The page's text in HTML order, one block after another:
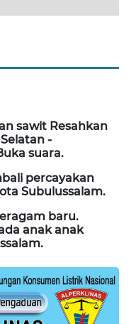
sawit Resahkan
-
suara.
percayakan
Subulussalam.
baru.
anak anak